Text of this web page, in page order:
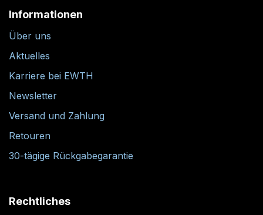
Informationen
Über uns
Aktuelles
Karriere bei EWTH
Newsletter
Versand und Zahlung
Retouren
30-tägige Rückgabegarantie
Rechtliches